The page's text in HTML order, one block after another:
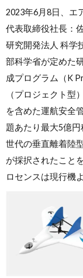
2023年6月8日、エ
代表取締役社長：
研究開発法人 科学
部科学省が定めた
成プログラム（K
（プロジェクト型
を含めた運航安全
題あたり最大5億
世代の垂直離着陸
が採択されたこと
ロセンスは現行機